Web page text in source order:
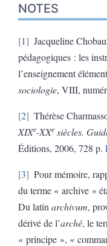
NOTES
1
Jacqueline
pédagogiques : les
l’enseignement
sociologie, VIII,
2 Thérèse
XIXe-XXe siècles.
Éditions, 2006, 728 p.
3
Pour mémoire,
du terme « archive »
Du latin archivum,
dérivé de l’arché, le
« principe », «